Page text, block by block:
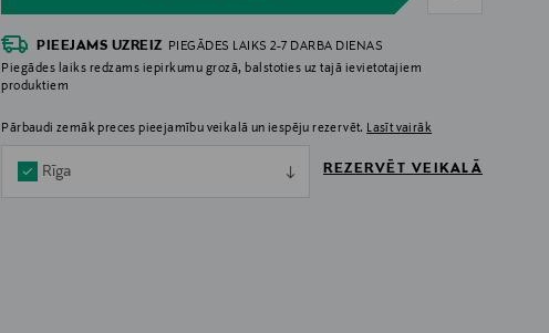
PIEEJAMS UZREIZ PIEGĀDES LAIKS 2-7 DARBA DIENAS
Piegādes laiks redzams iepirkumu grozā, balstoties uz tajā ievietotajiem
produktiem
Pārbaudi zemāk preces pieejamību veikalā un iespēju rezervēt. Lasīt vairāk
Rīga REZERVĒT VEIKALĀ